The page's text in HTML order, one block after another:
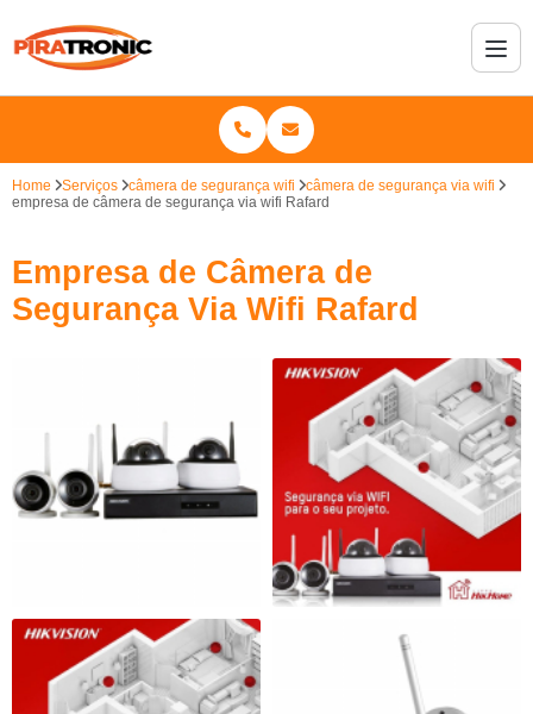
Home Serviços câmera de segurança wifi
câmera de segurança via wifi
empresa de câmera de segurança via wifi Rafard
Empresa de Câmera de
Segurança Via Wifi Rafard